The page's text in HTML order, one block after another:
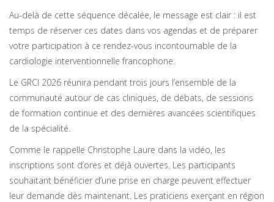
Au-delà de cette séquence décalée, le message est clair : il est
temps de réserver ces dates dans vos agendas et de préparer
votre participation à ce rendez-vous incontournable de la
cardiologie interventionnelle francophone.
Le GRCI 2026 réunira pendant trois jours l’ensemble de la
communauté autour de cas cliniques, de débats, de sessions
de formation continue et des dernières avancées scientifiques
de la spécialité.
Comme le rappelle Christophe Laure dans la vidéo, les
inscriptions sont d’ores et déjà ouvertes. Les participants
souhaitant bénéficier d’une prise en charge peuvent effectuer
leur demande dès maintenant. Les praticiens exerçant en région